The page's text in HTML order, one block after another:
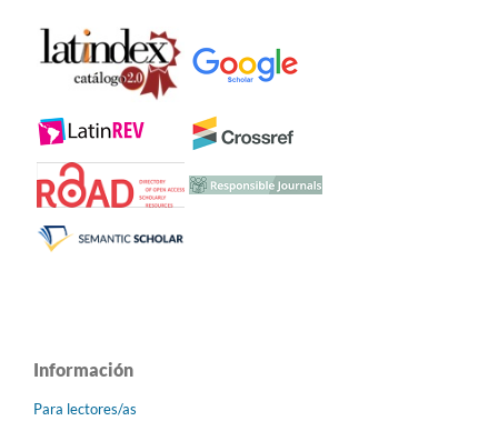
Información
Para lectores/as